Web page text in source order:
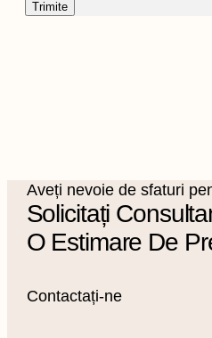
Aveți nevoie de sfaturi
Solicitați
O Estimare De
Contactați-ne